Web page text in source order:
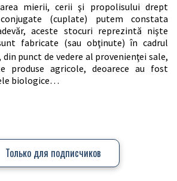
mierii, cerii şi propolisului drept
(cuplate) putem constata
aceste stocuri reprezintă nişte
fabricate (sau obţinute) în cadrul
punct de vedere al provenienţei sale,
produse agricole, deoarece au fost
biologice…
Только для подписчиков